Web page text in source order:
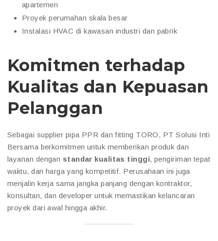
apartemen
Proyek perumahan skala besar
Instalasi HVAC di kawasan industri dan pabrik
Komitmen terhadap
Kualitas dan Kepuasan
Pelanggan
Sebagai supplier pipa PPR dan fitting TORO, PT Solusi Inti
Bersama berkomitmen untuk memberikan produk dan
layanan dengan standar kualitas tinggi, pengiriman tepat
waktu, dan harga yang kompetitif. Perusahaan ini juga
menjalin kerja sama jangka panjang dengan kontraktor,
konsultan, dan developer untuk memastikan kelancaran
proyek dari awal hingga akhir.